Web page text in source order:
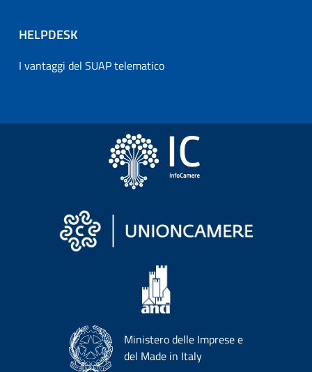
HELPDESK
I vantaggi del SUAP telematico
Ministero delle Imprese e
del Made in Italy